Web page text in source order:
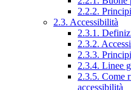
2.2.2. Principi
2.3. Accessibilità
2.3.1.
2.3.2.
2.3.3.
2.3.4. Linee
2.3.5. Come
accessibilità